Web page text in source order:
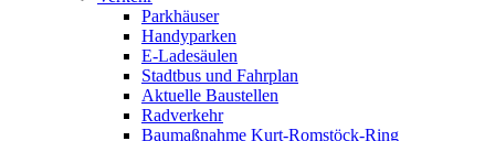
Parkhäuser
Handyparken
E-Ladesäulen
Stadtbus und Fahrplan
Aktuelle Baustellen
Radverkehr
Baumaßnahme Kurt-Romstöck-Ring